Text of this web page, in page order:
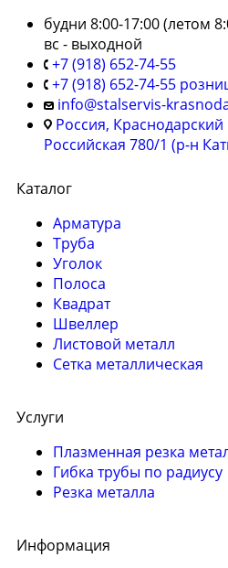
будни 8:00-17:00 (летом
вс - выходной
+7 (918) 652-74-55
+7 (918) 652-74-55
info@stalservis-
Россия, Краснодарский
Российская 780/1 (р-н
Каталог
Арматура
Труба
Уголок
Полоса
Квадрат
Швеллер
Листовой металл
Сетка металлическая
Услуги
Плазменная резка
Гибка трубы по радиусу
Резка металла
Информация